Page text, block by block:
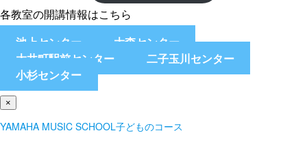
各教室の開講情報はこちら
池上センター
大森センター
大井町駅前センター
二子玉川センター
小杉センター
×
YAMAHA MUSIC SCHOOL子どものコース